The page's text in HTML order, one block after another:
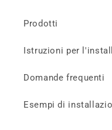
Prodotti
Istruzioni per
Domande frequenti
Esempi di